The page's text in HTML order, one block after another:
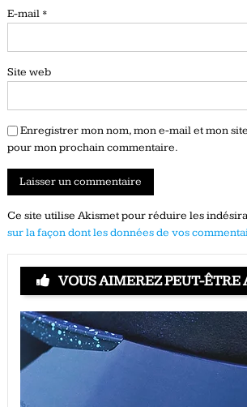
E-mail *
Site web
Enregistrer mon nom, mon e-mail et mon
pour mon prochain commentaire.
Ce site utilise Akismet pour réduire les
sur la façon dont les données de vos
VOUS AIMEREZ PEUT-ÊTRE